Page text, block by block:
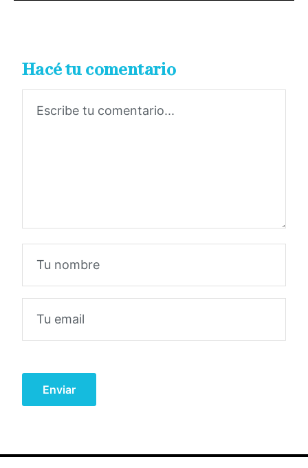
Hacé tu comentario